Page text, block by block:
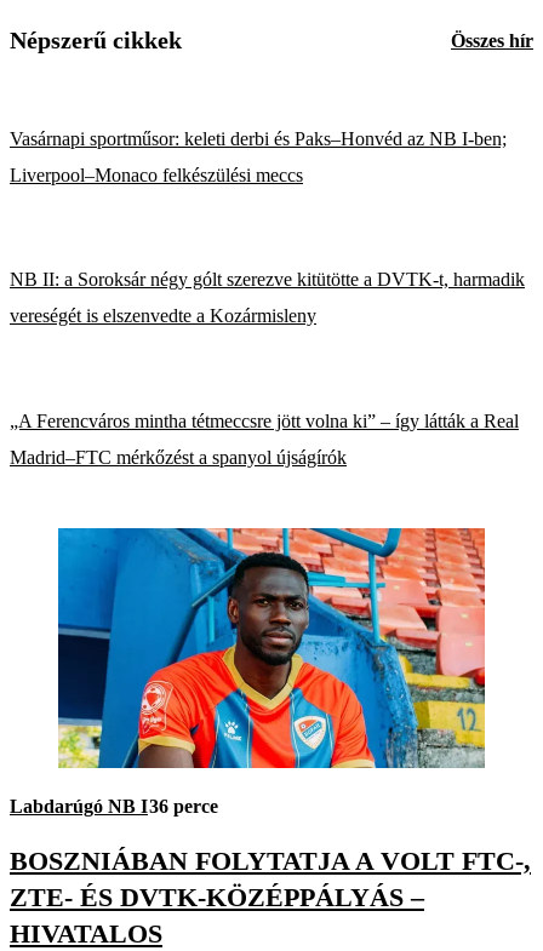
Népszerű cikkek Összes hír
Vasárnapi sportműsor: keleti derbi és Paks–Honvéd az NB I-ben;
Liverpool–Monaco felkészülési meccs
NB II: a Soroksár négy gólt szerezve kitütötte a DVTK-t, harmadik
vereségét is elszenvedte a Kozármisleny
„A Ferencváros mintha tétmeccsre jött volna ki” – így látták a Real
Madrid–FTC mérkőzést a spanyol újságírók
Labdarúgó NB I36 perce
BOSZNIÁBAN FOLYTATJA A VOLT FTC-,
ZTE- ÉS DVTK-KÖZÉPPÁLYÁS –
HIVATALOS